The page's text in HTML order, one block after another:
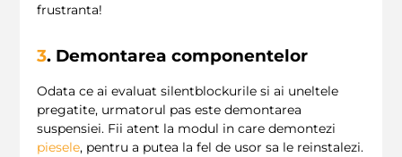
frustranta!
3. Demontarea componentelor
Odata ce ai evaluat silentblockurile si ai uneltele
pregatite, urmatorul pas este demontarea
suspensiei. Fii atent la modul in care demontezi
piesele, pentru a putea la fel de usor sa le reinstalezi.